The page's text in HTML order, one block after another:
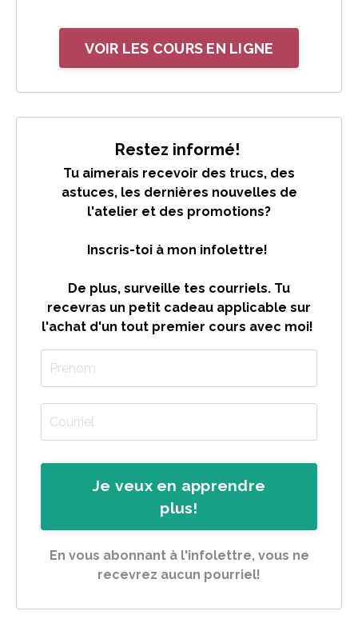
VOIR LES COURS EN LIGNE
Restez informé!
Tu aimerais recevoir des trucs, des
astuces, les dernières nouvelles de
l'atelier et des promotions?
Inscris-toi à mon infolettre!
De plus, surveille tes courriels. Tu
recevras un petit cadeau applicable sur
l'achat d'un tout premier cours avec moi!
Je veux en apprendre
plus!
En vous abonnant à l'infolettre, vous ne
recevrez aucun pourriel!